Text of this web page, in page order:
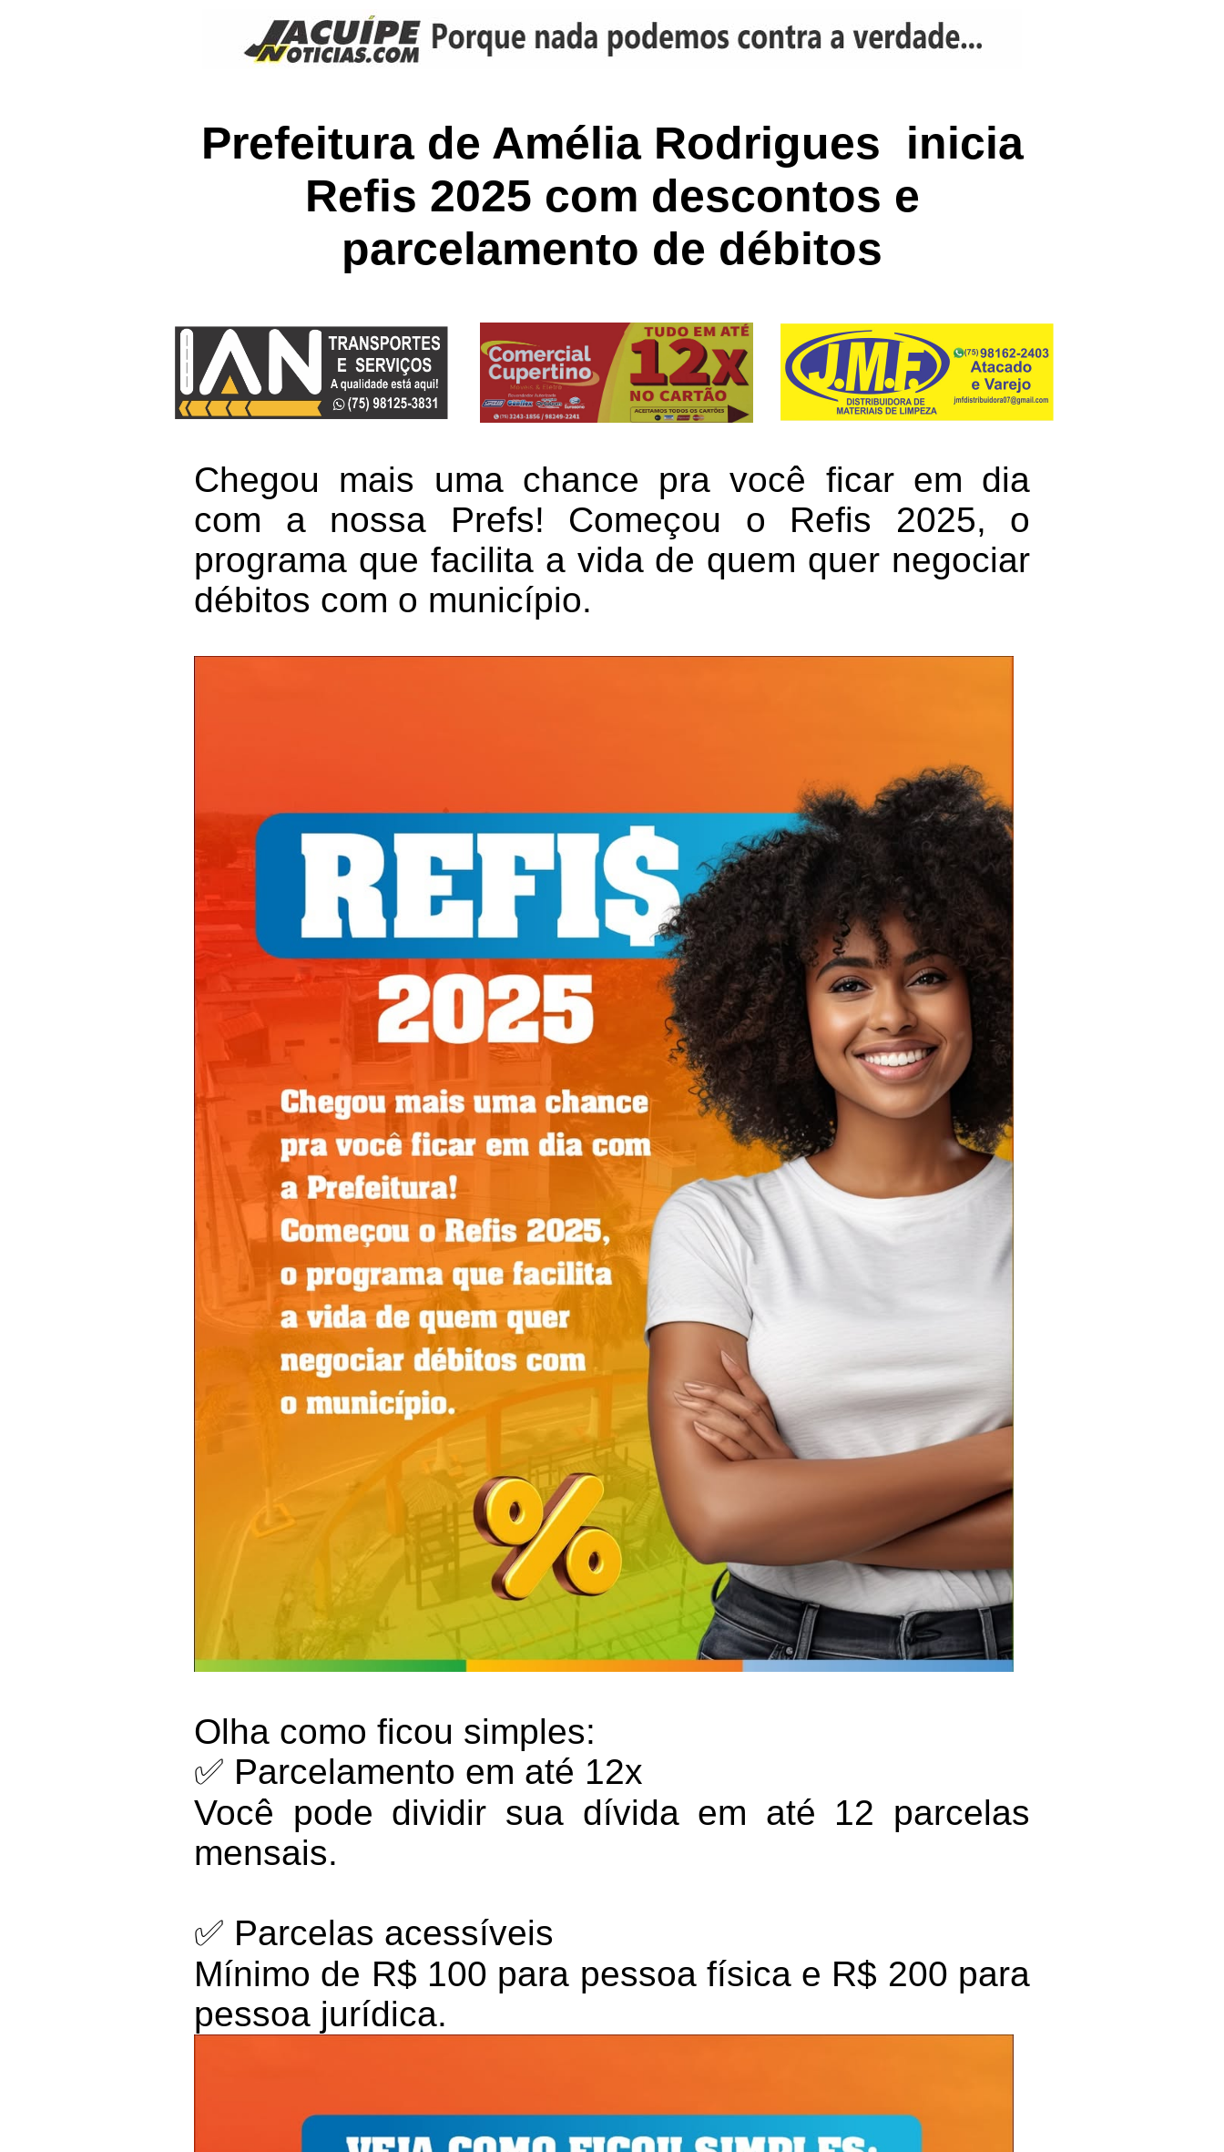
Prefeitura de Amélia Rodrigues inicia
Refis 2025 com descontos e
parcelamento de débitos
Chegou mais uma chance pra você ficar em dia
com a nossa Prefs! Começou o Refis 2025, o
programa que facilita a vida de quem quer negociar
débitos com o município.
Olha como ficou simples:
✅ Parcelamento em até 12x
Você pode dividir sua dívida em até 12 parcelas
mensais.
✅ Parcelas acessíveis
Mínimo de R$ 100 para pessoa física e R$ 200 para
pessoa jurídica.